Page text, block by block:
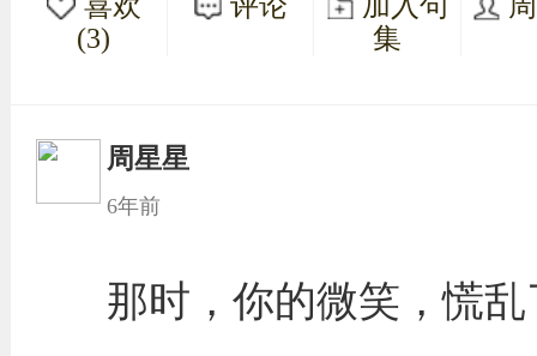
喜欢
(3)
评论
加入句
集
周星星
6年前
那时，你的微笑，慌